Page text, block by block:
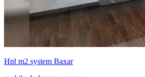
Hpl m2 system Baxar